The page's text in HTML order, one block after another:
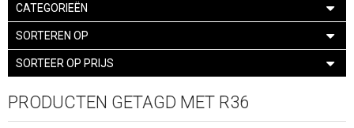
CATEGORIEËN
SORTEREN OP
SORTEER OP PRIJS
PRODUCTEN GETAGD MET R36